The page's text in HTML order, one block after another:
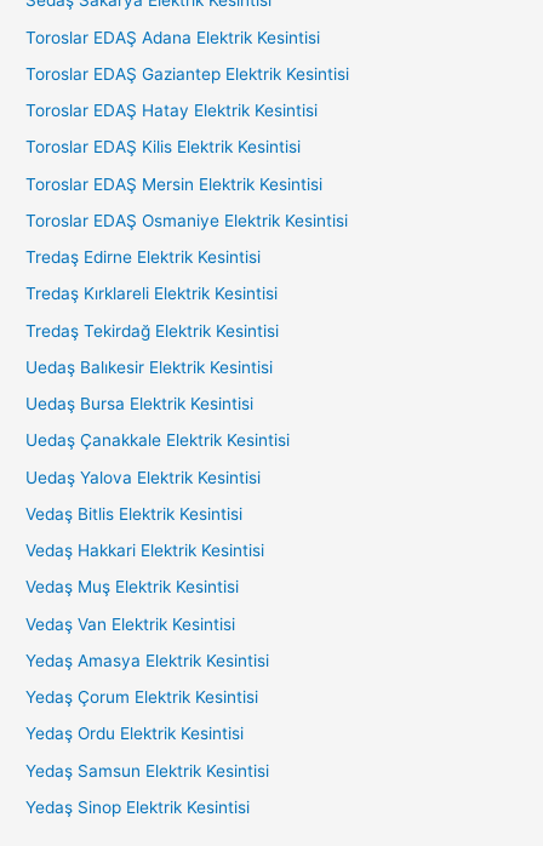
Toroslar EDAŞ Adana Elektrik Kesintisi
Toroslar EDAŞ Gaziantep Elektrik Kesintisi
Toroslar EDAŞ Hatay Elektrik Kesintisi
Toroslar EDAŞ Kilis Elektrik Kesintisi
Toroslar EDAŞ Mersin Elektrik Kesintisi
Toroslar EDAŞ Osmaniye Elektrik Kesintisi
Tredaş Edirne Elektrik Kesintisi
Tredaş Kırklareli Elektrik Kesintisi
Tredaş Tekirdağ Elektrik Kesintisi
Uedaş Balıkesir Elektrik Kesintisi
Uedaş Bursa Elektrik Kesintisi
Uedaş Çanakkale Elektrik Kesintisi
Uedaş Yalova Elektrik Kesintisi
Vedaş Bitlis Elektrik Kesintisi
Vedaş Hakkari Elektrik Kesintisi
Vedaş Muş Elektrik Kesintisi
Vedaş Van Elektrik Kesintisi
Yedaş Amasya Elektrik Kesintisi
Yedaş Çorum Elektrik Kesintisi
Yedaş Ordu Elektrik Kesintisi
Yedaş Samsun Elektrik Kesintisi
Yedaş Sinop Elektrik Kesintisi